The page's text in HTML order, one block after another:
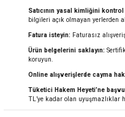
Satıcının yasal kimliğini kontrol
bilgileri açık olmayan yerlerden
Fatura isteyin: Faturasız
Ürün belgelerini saklayın:
koruyun.
Online alışverişlerde cayma
Tüketici Hakem Heyeti’ne
TL’ye kadar olan uyuşmazlıklar